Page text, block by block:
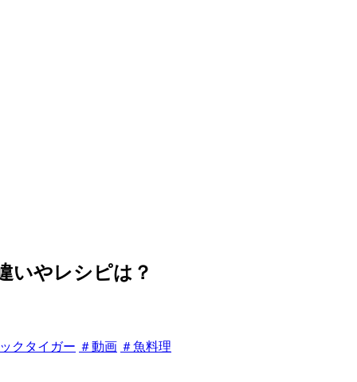
やレシピは？
クタイガー ＃動画 ＃魚料理